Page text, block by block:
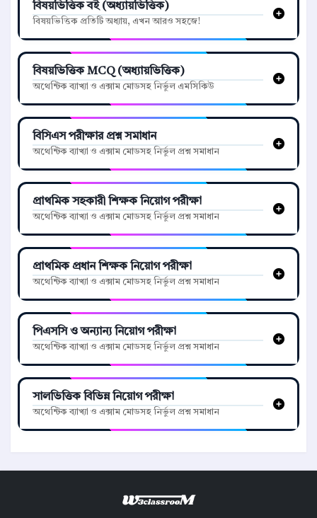
বিষয়ভিত্তিক বই (অধ্যায়ভিত্তিক)
বিষয়ভিত্তিক প্রতিটি অধ্যায়, এখন আরও সহজে!
বিষয়ভিত্তিক MCQ (অধ্যায়ভিত্তিক)
অথেন্টিক ব্যাখ্যা ও এক্সাম মোডসহ নির্ভুল এমসিকিউ
বিসিএস পরীক্ষার প্রশ্ন সমাধান
অথেন্টিক ব্যাখ্যা ও এক্সাম মোডসহ নির্ভুল প্রশ্ন সমাধান
প্রাথমিক সহকারী শিক্ষক নিয়োগ পরীক্ষা
অথেন্টিক ব্যাখ্যা ও এক্সাম মোডসহ নির্ভুল প্রশ্ন সমাধান
প্রাথমিক প্রধান শিক্ষক নিয়োগ পরীক্ষা
অথেন্টিক ব্যাখ্যা ও এক্সাম মোডসহ নির্ভুল প্রশ্ন সমাধান
পিএসসি ও অন্যান্য নিয়োগ পরীক্ষা
অথেন্টিক ব্যাখ্যা ও এক্সাম মোডসহ নির্ভুল প্রশ্ন সমাধান
সালভিত্তিক বিভিন্ন নিয়োগ পরীক্ষা
অথেন্টিক ব্যাখ্যা ও এক্সাম মোডসহ নির্ভুল প্রশ্ন সমাধান